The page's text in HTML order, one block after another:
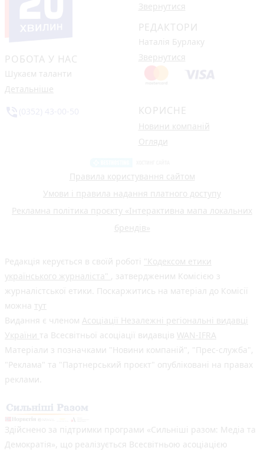
РОБОТА У НАС
Шукаєм таланти
Детальніше
Звернутися
РЕДАКТОРИ
Наталія Бурлаку
Звернутися
КОРИСНЕ
Новини компаній
Огляди
Правила користування сайтом
Умови і правила надання платного доступу
Рекламна політика проєкту «Інтерактивна мапа локальних
брендів»
Редакція керується в своїй роботі "Кодексом етики
українського журналіста" , затвердженим Комісією з
журналістської етики. Поскаржитись на матеріал до Комісії
можна тут
Видання є членом Асоціації Незалежні регіональні видавці
України та Всесвітньої асоціації видавців WAN-IFRA
Матеріали з позначками "Новини компаній", "Прес-служба",
"Реклама" та "Партнерський проєкт" опубліковані на правах
реклами.
Здійснено за підтримки програми «Сильніші разом: Медіа та
Демократія», що реалізується Всесвітньою асоціацією